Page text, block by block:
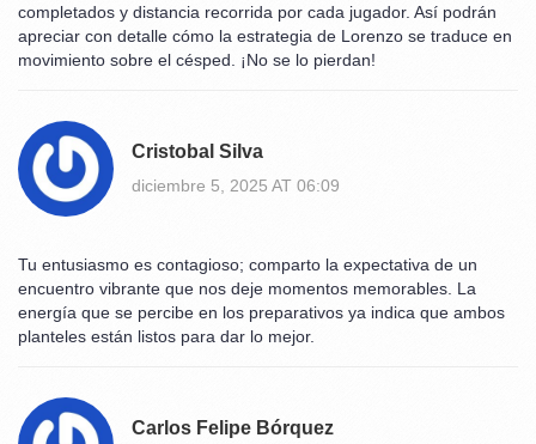
completados y distancia recorrida por cada jugador. Así podrán
apreciar con detalle cómo la estrategia de Lorenzo se traduce en
movimiento sobre el césped. ¡No se lo pierdan!
Cristobal Silva
diciembre 5, 2025 AT 06:09
Tu entusiasmo es contagioso; comparto la expectativa de un
encuentro vibrante que nos deje momentos memorables. La
energía que se percibe en los preparativos ya indica que ambos
planteles están listos para dar lo mejor.
Carlos Felipe Bórquez